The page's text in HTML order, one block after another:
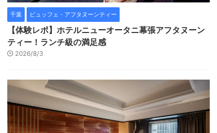
千葉 ビュッフェ・アフタヌーンティー
【体験レポ】ホテルニューオータニ幕張アフタヌーン
ティー！ランチ級の満足感
2026/8/3